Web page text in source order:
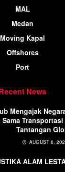
MAL
Medan
Moving Kapal
Offshores
Port
News
Mengajak
Sama
Tantangan
AUGUST 6,
ALAM